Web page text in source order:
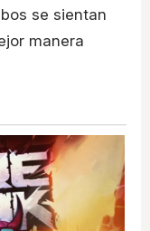
se sientan
manera